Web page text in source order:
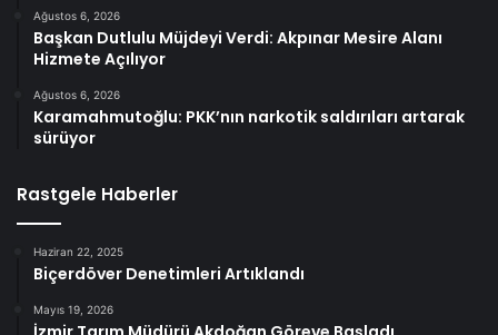
Ağustos 6, 2026
Başkan Dutlulu Müjdeyi Verdi: Akpınar Mesire Alanı
Hizmete Açılıyor
Ağustos 6, 2026
Karamahmutoğlu: PKK’nın narkotik saldırıları artarak
sürüyor
Rastgele Haberler
Haziran 22, 2025
Biçerdöver Denetimleri Artıklandı
Mayıs 19, 2026